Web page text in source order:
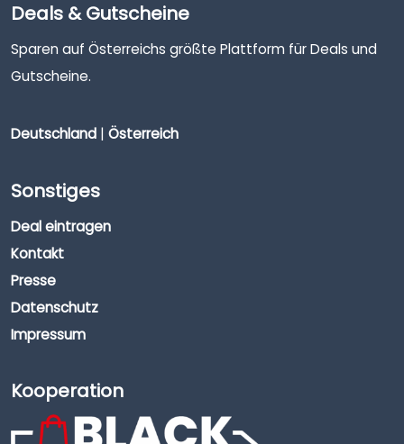
Deals & Gutscheine
Sparen auf Österreichs größte Plattform für Deals und
Gutscheine.
Deutschland | Österreich
Sonstiges
Deal eintragen
Kontakt
Presse
Datenschutz
Impressum
Kooperation